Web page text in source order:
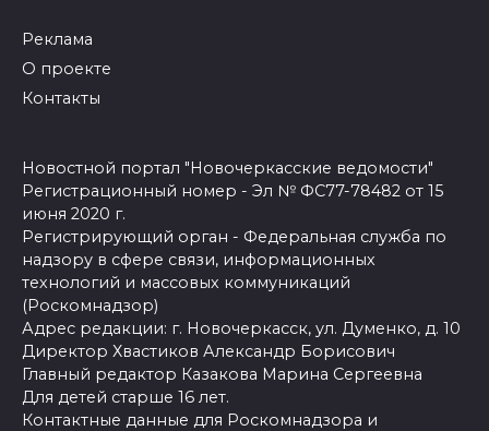
Реклама
О проекте
Контакты
Новостной портал "Новочеркасские ведомости"
Регистрационный номер - Эл № ФС77-78482 от 15
июня 2020 г.
Регистрирующий орган - Федеральная служба по
надзору в сфере связи, информационных
технологий и массовых коммуникаций
(Роскомнадзор)
Адрес редакции: г. Новочеркасск, ул. Думенко, д. 10
Директор Хвастиков Александр Борисович
Главный редактор Казакова Марина Сергеевна
Для детей старше 16 лет.
Контактные данные для Роскомнадзора и